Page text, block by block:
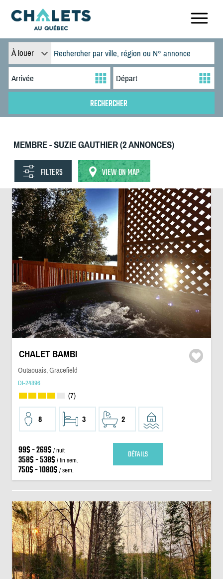
À louer
MEMBRE - SUZIE GAUTHIER (2 ANNONCES)
FILTERS VIEW ON MAP
CHALET BAMBI
Outaouais, Gracefield
DI-24896
(7)
8 3 2
99$ - 269$ / nuit
358$ - 538$ / fin sem.
750$ - 1080$ / sem.
DÉTAILS